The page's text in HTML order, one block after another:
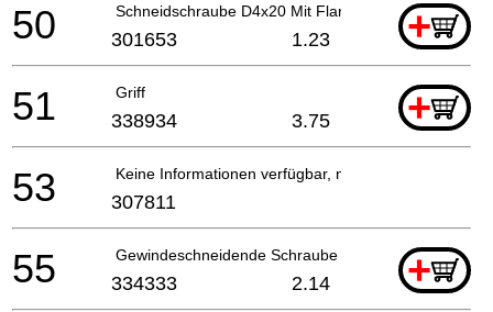
Schneidschraube D4x20 Mit Flansch (schwarz), C8fs
+
50 301653 1.23
Griff +
51 338934 3.75
Keine Informationen verfügbar, nicht bestellbar
53 307811
Gewindeschneidende Schraube D3x12 (schwarz)
+
55 334333 2.14